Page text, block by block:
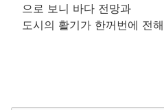
으로 보니 바다 전망과
도시의 활기가 한꺼번에 전